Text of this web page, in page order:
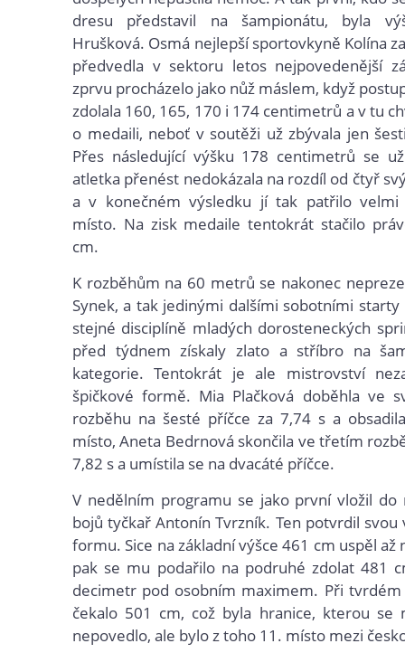
dresu představil na šampionátu, byla
Hrušková. Osmá nejlepší sportovkyně Kolína
předvedla v sektoru letos nejpovedenější
zprvu procházelo jako nůž máslem, když
zdolala 160, 165, 170 i 174 centimetrů a v tu
o medaili, neboť v soutěži už zbývala jen
Přes následující výšku 178 centimetrů se
atletka přenést nedokázala na rozdíl od čtyř
a v konečném výsledku jí tak patřilo velmi
místo. Na zisk medaile tentokrát stačilo
cm.
K rozběhům na 60 metrů se nakonec
Synek, a tak jedinými dalšími sobotními starty
stejné disciplíně mladých dorosteneckých
před týdnem získaly zlato a stříbro na
kategorie. Tentokrát je ale mistrovství
špičkové formě. Mia Plačková doběhla ve
rozběhu na šesté příčce za 7,74 s a
místo, Aneta Bedrnová skončila ve třetím
7,82 s a umístila se na dvacáté příčce.
V nedělním programu se jako první vložil do
bojů tyčkař Antonín Tvrzník. Ten potvrdil
formu. Sice na základní výšce 461 cm uspěl až
pak se mu podařilo na podruhé zdolat 481
decimetr pod osobním maximem. Při tvrdém
čekalo 501 cm, což byla hranice, kterou se
nepovedlo, ale bylo z toho 11. místo mezi